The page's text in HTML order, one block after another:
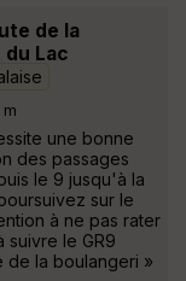
de la
Lac
une bonne
des passages
le 9 jusqu'à la
sur le
à ne pas rater
suivre le GR9
de la boulangeri »